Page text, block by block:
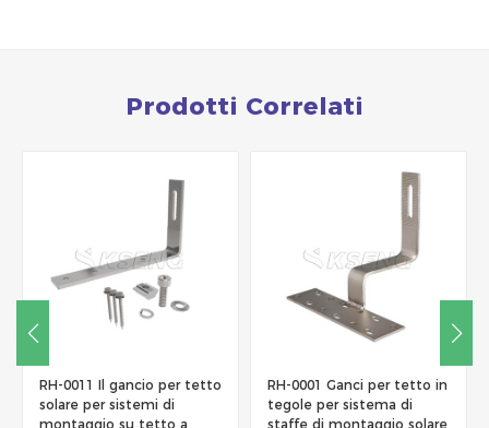
Prodotti Correlati
RH-0011 Il gancio per tetto
solare per sistemi di
montaggio su tetto a
RH-0001 Ganci per tetto in
tegole per sistema di
staffe di montaggio solare